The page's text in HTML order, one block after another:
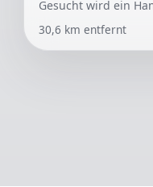
30,6 km entfernt